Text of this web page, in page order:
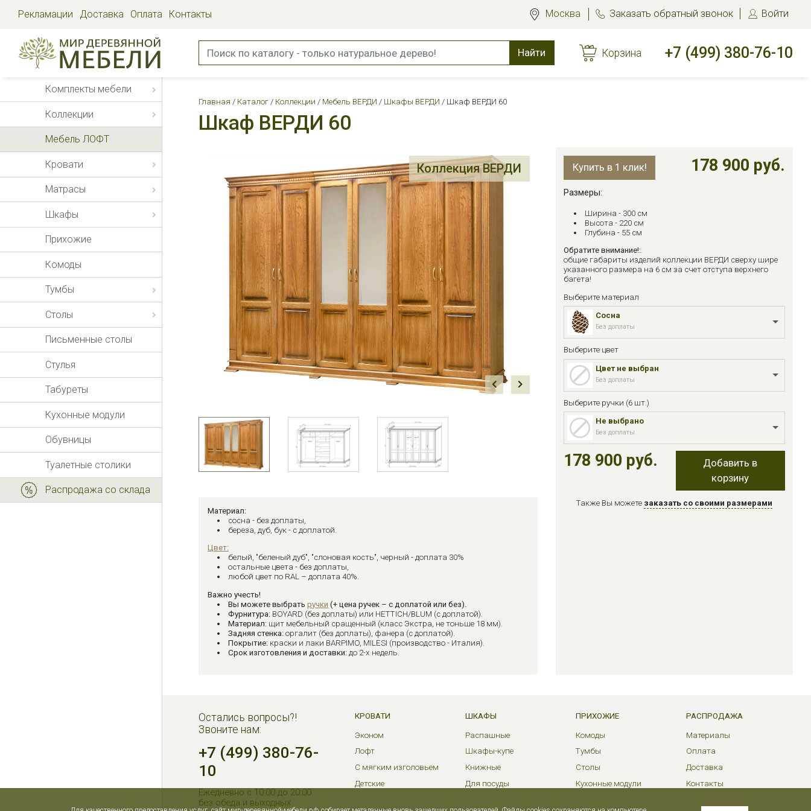
Рекламации Доставка Оплата Контакты Москва Заказать обратный звонок Войти
Найти Корзина +7 (499) 380-76-10
Комплекты мебели
Коллекции
Мебель ЛОФТ
Кровати
Матрасы
Шкафы
Прихожие
Комоды
Тумбы
Столы
Письменные столы
Стулья
Табуреты
Кухонные модули
Обувницы
Туалетные столики
Распродажа со склада
Главная Каталог Коллекции Мебель ВЕРДИ Шкафы ВЕРДИ Шкаф ВЕРДИ 60
Шкаф ВЕРДИ 60
Коллекция ВЕРДИ
Материал:
сосна - без доплаты,
береза, дуб, бук - с доплатой.
Цвет:
белый, "беленый дуб", "слоновая кость", черный - доплата 30%
остальные цвета - без доплаты,
любой цвет по RAL – доплата 40%.
Важно учесть!
Вы можете выбратьручки (+ цена ручек – с доплатой или без).
Фурнитура: BOYARD (без доплаты) или HETTICH/BLUM (с доплатой).
Материал: щит мебельный сращенный (класс Экстра, не тоньше 18 мм).
Задняя стенка: оргалит (без доплаты), фанера (с доплатой).
Покрытие: краски и лаки BARPIMO, MILESI (производство - Италия).
Срок изготовления и доставки: до 2-х недель.
Купить в 1 клик! 178 900 руб.
Размеры:
Ширина - 300 см
Высота - 220 см
Глубина - 55 см
Обратите внимание!:
общие габариты изделий коллекции ВЕРДИ сверху шире
указанного размера на 6 см за счет отступа верхнего
багета!
Выберите материал
Сосна
Без доплаты
Выберите цвет
Цвет не выбран
Без доплаты
Выберите ручки (6 шт.)
Не выбрано
Без доплаты
178 900 руб.
Добавить в
корзину
Также Вы можете заказать со своими размерами
Остались вопросы?!
Звоните нам:
+7 (499) 380-76-
10
Ежедневно с 10:00 до 20:00
без обеда и выходных
КРОВАТИ
Эконом
Лофт
С мягким изголовьем
Детские
ШКАФЫ
Распашные
Шкафы-купе
Книжные
Для посуды
ПРИХОЖИЕ
Комоды
Тумбы
Столы
Кухонные модули
РАСПРОДАЖА
Материалы
Оплата
Доставка
Контакты